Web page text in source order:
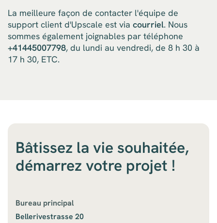
La meilleure façon de contacter l'équipe de
support client d'Upscale est via courriel. Nous
sommes également joignables par téléphone
+41445007798, du lundi au vendredi, de 8 h 30 à
17 h 30, ETC.
Bureau principal
Bellerivestrasse 20
Bâtissez la vie souhaitée,
démarrez votre projet !